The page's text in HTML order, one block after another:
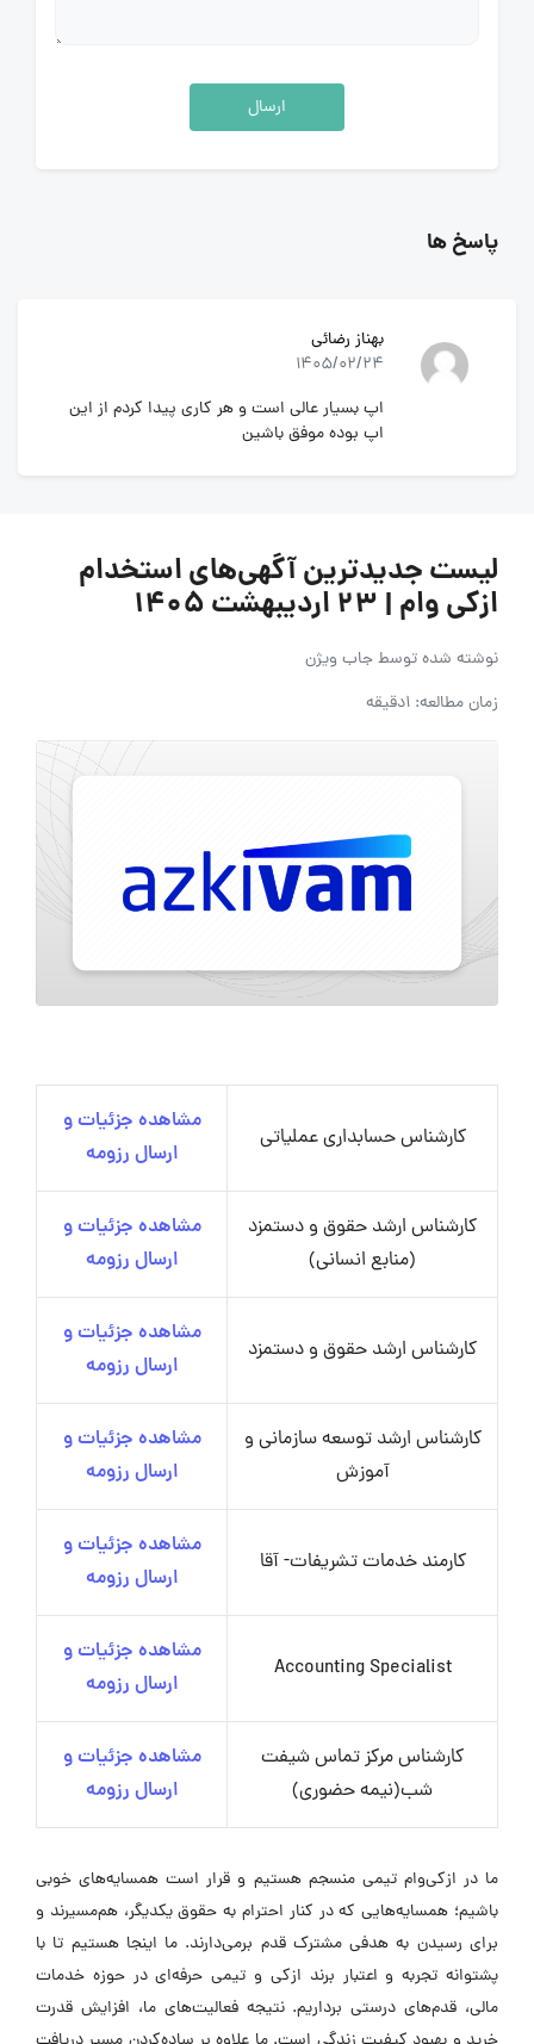
ارسال
پاسخ ها
بهناز رضائی
1405/02/24
اپ بسیار عالی است و هر کاری پیدا کردم از این
اپ بوده موفق باشین
لیست جدیدترین آگهی‌های استخدام
ازکی وام | 23 اردیبهشت ۱۴۰۵
نوشته شده توسطجاب ویژن
زمان مطالعه: 1دقیقه
کارشناس حسابداری عملیاتی
مشاهده جزئیات و
ارسال رزومه
کارشناس ارشد حقوق و دستمزد
(منابع انسانی)
مشاهده جزئیات و
ارسال رزومه
کارشناس ارشد حقوق و دستمزد
مشاهده جزئیات و
ارسال رزومه
کارشناس ارشد توسعه سازمانی و
آموزش
مشاهده جزئیات و
ارسال رزومه
کارمند خدمات تشریفات- آقا
مشاهده جزئیات و
ارسال رزومه
Accounting Specialist
مشاهده جزئیات و
ارسال رزومه
کارشناس مرکز تماس شیفت
شب(نیمه حضوری)
مشاهده جزئیات و
ارسال رزومه
ما در ازکی‌وام تیمی منسجم هستیم و قرار است همسایه‌های خوبی
باشیم؛ همسایه‌هایی که در کنار احترام به حقوق یکدیگر، هم‌مسیرند و
برای رسیدن به هدفی مشترک قدم برمی‌دارند. ما اینجا هستیم تا با
پشتوانه تجربه و اعتبار برند ازکی و تیمی حرفه‌ای در حوزه خدمات
مالی، قدم‌های درستی برداریم. نتیجه فعالیت‌های ما، افزایش قدرت